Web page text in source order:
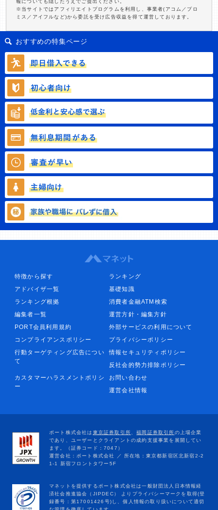
報についても隠したうえでご提出ください。
※当サイトではアフィリエイトプログラムを利用し、事業者(アコム／プロ
ミス／アイフルなど)から委託を受け広告収益を得て運営しております。
おすすめの特集ページ
特徴から探す
ランキング
アドバイザ一覧
基礎知識
ランキング根拠
消費者金融ATM検索
編集者一覧
運営方針・編集方針
PORT会員利用規約
外部サービスの利用について
コンプライアンスポリシー
プライバシーポリシー
行動ターゲティング広告につい
て
情報セキュリティポリシー
反社会的勢力排除ポリシー
カスタマーハラスメントポリシ
ー
お問い合わせ
運営会社情報